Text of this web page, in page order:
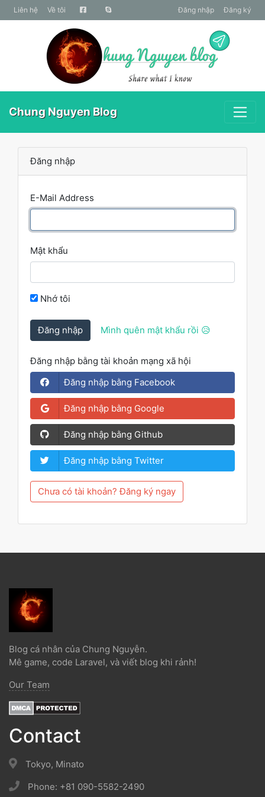
liên hệ Về tôi Đăng nhập Đăng ký
Chung Nguyen Blog
Đăng nhập
E-Mail Address
Mật khẩu
Nhớ tôi
Đăng nhập Mình quên mật khẩu rồi 😥
Đăng nhập bằng tài khoản mạng xã hội
Đăng nhập bằng Facebook
Đăng nhập bằng Google
Đăng nhập bằng Github
Đăng nhập bằng Twitter
Chưa có tài khoản? Đăng ký ngay
Blog cá nhân của Chung Nguyễn.
Mê game, code Laravel, và viết blog khi rảnh!
Our Team
Contact
Tokyo, Minato
Phone: +81 090-5582-2490